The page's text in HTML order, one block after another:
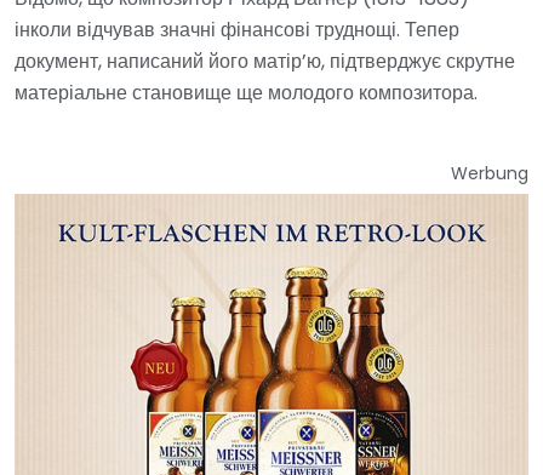
інколи відчував значні фінансові труднощі. Тепер
документ, написаний його матір’ю, підтверджує скрутне
матеріальне становище ще молодого композитора.
Werbung